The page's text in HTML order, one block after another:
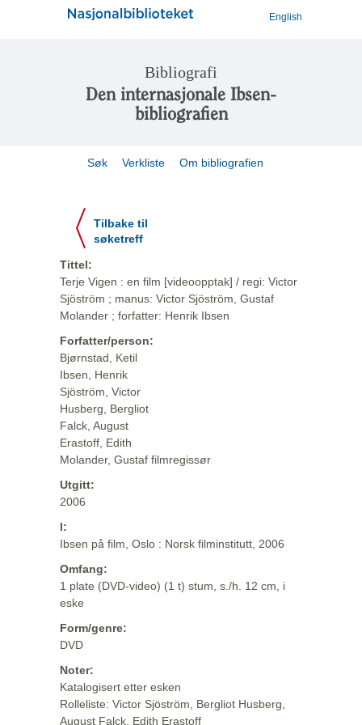
English
Bibliografi
Den internasjonale Ibsen-
bibliografien
Søk Verkliste Om bibliografien
Tilbake til
søketreff
Tittel:
Terje Vigen : en film [videoopptak] / regi: Victor
Sjöström ; manus: Victor Sjöström, Gustaf
Molander ; forfatter: Henrik Ibsen
Forfatter/person:
Bjørnstad, Ketil
Ibsen, Henrik
Sjöström, Victor
Husberg, Bergliot
Falck, August
Erastoff, Edith
Molander, Gustaf filmregissør
Utgitt:
2006
I:
Ibsen på film, Oslo : Norsk filminstitutt, 2006
Omfang:
1 plate (DVD-video) (1 t) stum, s./h. 12 cm, i
eske
Form/genre:
DVD
Noter:
Katalogisert etter esken
Rolleliste: Victor Sjöström, Bergliot Husberg,
August Falck, Edith Erastoff